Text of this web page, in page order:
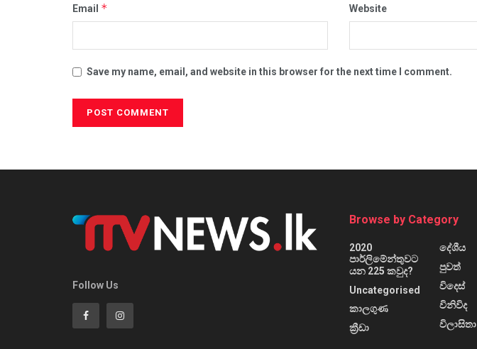
Email * Website
Save my name, email, and website in this browser for the next time I comment.
Follow Us
Browse by Category
2020
පාර්ලිමේන්තුවට
යන 225 කවුද?
Uncategorised
කාලගුණ
ක්‍රීඩා
දේශීය
පුවත්
විදෙස්
විනිවිද
විලාසිතා